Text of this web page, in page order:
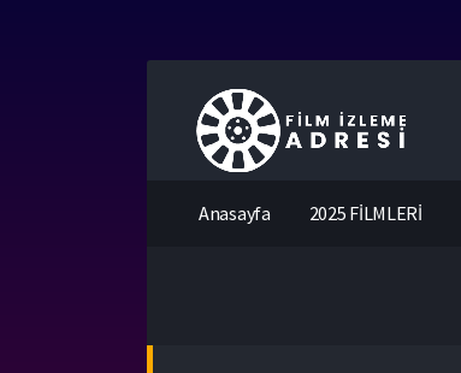
Anasayfa 2025 FİLMLERİ